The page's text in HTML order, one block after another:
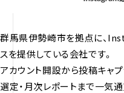
群馬県伊勢崎市を拠点に、
スを提供している会社です。
アカウント開設から投稿キャ
選定・月次レポートまで一気通